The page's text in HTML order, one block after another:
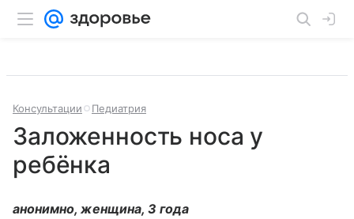
Консультации Педиатрия
Заложенность носа у
ребёнка
анонимно, женщина, 3 года